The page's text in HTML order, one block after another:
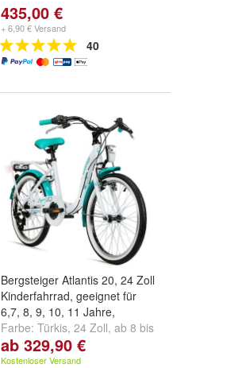
435,00 €
+ 6,90 € Versand
40
Bergsteiger Atlantis 20, 24 Zoll
Kinderfahrrad, geeignet für
6,7, 8, 9, 10, 11 Jahre,
Farbe: Türkis, 24 Zoll, ab 8 bis
11 Jahre, Pink, 24 Zoll, ab 8
bis 11 Jahreund
ab 329,90 €
Kostenloser Versand